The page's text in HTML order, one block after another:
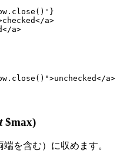
a>
$max)
を含む）に収めます。